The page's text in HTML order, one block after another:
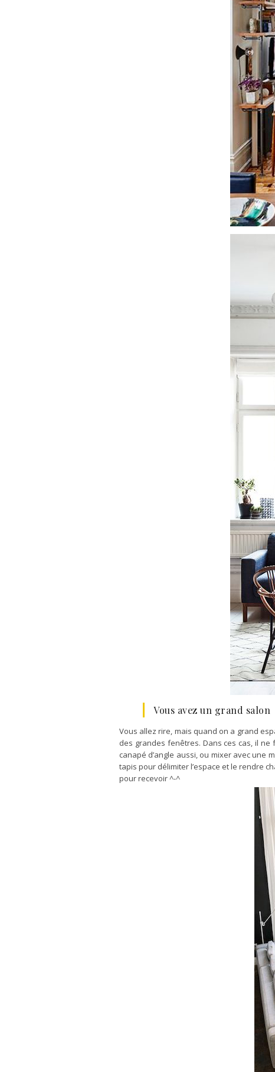
Vous avez un grand salon
Vous allez rire, mais quand on a grand
des grandes fenêtres. Dans ces cas, il
canapé d’angle aussi, ou mixer avec une
tapis pour délimiter l’espace et le rendre
pour recevoir ^-^